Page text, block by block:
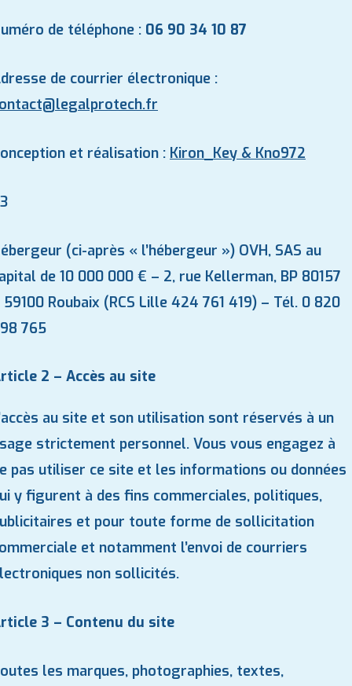
de téléphone : 06 90 34 10 87
de courrier électronique :
legalprotech.fr
et réalisation : Kiron_Key & Kno972
(ci-après « l’hébergeur ») OVH, SAS au
de 10 000 000 € – 2, rue Kellerman, BP 80157
59100 Roubaix (RCS Lille 424 761 419) – Tél. 0 820
765
2 – Accès au site
au site et son utilisation sont réservés à un
strictement personnel. Vous vous engagez à
pas utiliser ce site et les informations ou données
y figurent à des fins commerciales, politiques,
et pour toute forme de sollicitation
et notamment l’envoi de courriers
non sollicités.
3 – Contenu du site
les marques, photographies, textes,